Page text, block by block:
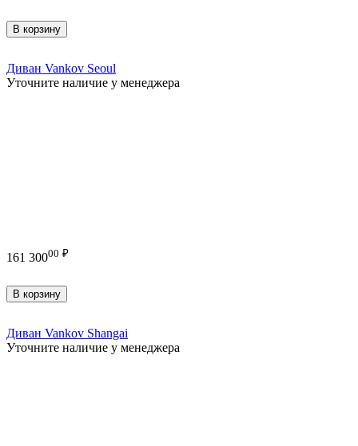
В корзину
Диван Vankov Seoul
Уточните наличие у менеджера
161 30000 ₽
В корзину
Диван Vankov Shangai
Уточните наличие у менеджера